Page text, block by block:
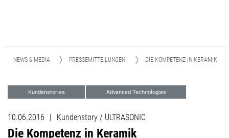
NEWS & MEDIA PRESSEMITTEILUNGEN DIE KOMPETENZ IN KERAMIK
Kundenstories Advanced Technologies
10.06.2016 | Kundenstory / ULTRASONIC
Die Kompetenz in Keramik